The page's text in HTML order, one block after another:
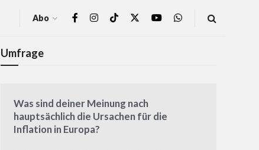
Abo
Umfrage
Was sind deiner Meinung nach
hauptsächlich die Ursachen für die
Inflation in Europa?